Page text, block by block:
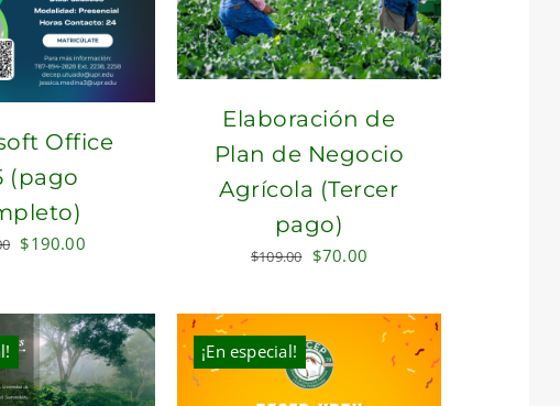
Office
(pago
Original
$230.00.
$190.00Current
$190.00.
Elaboración de
Plan de Negocio
Agrícola (Tercer
pago)
$109.00 Original
was:
$109.00.
$70.00
is:
$70.00.
¡En especial!